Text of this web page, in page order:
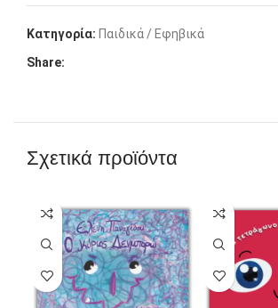
Κατηγορία: Παιδικά / Εφηβικά
Share:
Σχετικά προϊόντα